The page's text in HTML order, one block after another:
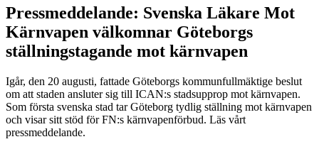
Pressmeddelande: Svenska Läkare Mot
Kärnvapen välkomnar Göteborgs
ställningstagande mot kärnvapen
Igår, den 20 augusti, fattade Göteborgs kommunfullmäktige beslut
om att staden ansluter sig till ICAN:s stadsupprop mot kärnvapen.
Som första svenska stad tar Göteborg tydlig ställning mot kärnvapen
och visar sitt stöd för FN:s kärnvapenförbud. Läs vårt
pressmeddelande.